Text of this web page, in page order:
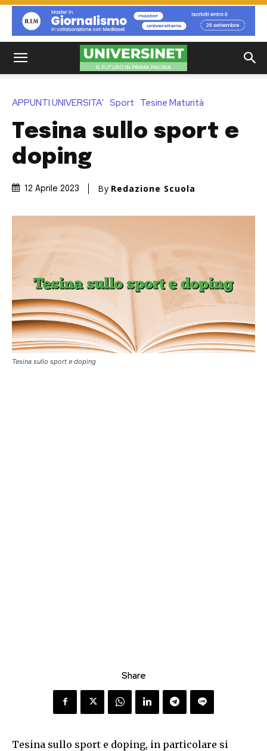
APPUNTI UNIVERSITA' Sport Tesine Maturità
Tesina sullo sport e
doping
12 Aprile 2023 By Redazione Scuola
Tesina sullo sport e doping
Share
Tesina sullo sport e doping, in particolare si